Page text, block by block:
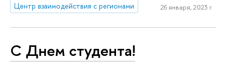
Центр взаимодействия с регионами
26 января, 2023 г.
С Днем студента!